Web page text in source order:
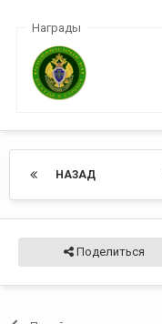
Награды
НАЗАД
Поделиться